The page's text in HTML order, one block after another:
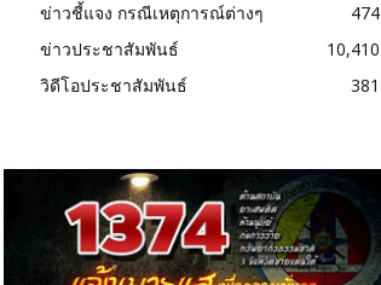
ข่าวชี้แจง กรณีเหตุการณ์ต่างๆ
474
ข่าวประชาสัมพันธ์
10,410
วิดีโอประชาสัมพันธ์
381